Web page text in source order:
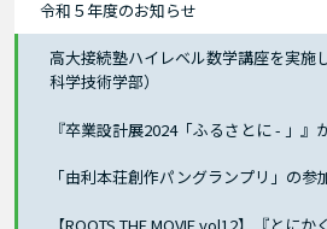
令和５年度のお知らせ
高大接続塾ハイレベル数学講座を実施
科学技術学部）
『卒業設計展2024「ふるさとに - 」』
「由利本荘創作パングランプリ」の参
【ROOTS THE MOVIE vol12】『とに